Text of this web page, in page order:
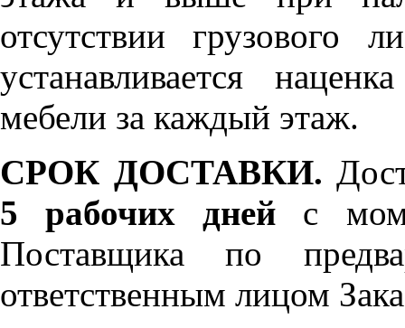
отсутствии грузового
устанавливается
мебели за каждый этаж.
СРОК ДОСТАВКИ.
5 рабочих дней с
Поставщика по
ответственным лицом